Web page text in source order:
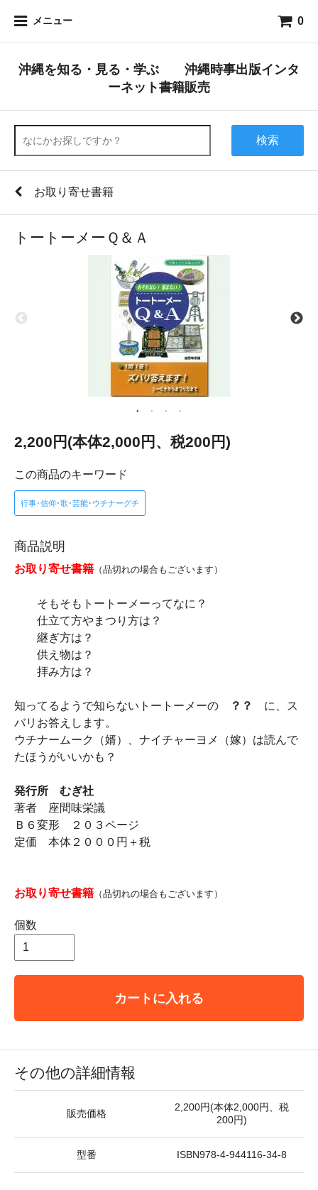
メニュー 0
沖縄を知る・見る・学ぶ 沖縄時事出版インタ
ーネット書籍販売
検索
お取り寄せ書籍
トートーメーＱ＆Ａ
2,200円(本体2,000円、税200円)
この商品のキーワード
行事･信仰･歌･芸能･ウチナーグチ
商品説明
お取り寄せ書籍 （品切れの場合もございます）
そもそもトートーメーってなに？
仕立て方やまつり方は？
継ぎ方は？
供え物は？
拝み方は？
知ってるようで知らないトートーメーの ？？ に、ス
バリお答えします。
ウチナームーク（婿）、ナイチャーヨメ（嫁）は読んで
たほうがいいかも？
発行所 むぎ社
著者 座間味栄議
Ｂ６変形 ２０３ページ
定価 本体２０００円＋税
お取り寄せ書籍 （品切れの場合もございます）
個数
カートに入れる
その他の詳細情報
販売価格
2,200円(本体2,000円、税
200円)
型番 ISBN978-4-944116-34-8